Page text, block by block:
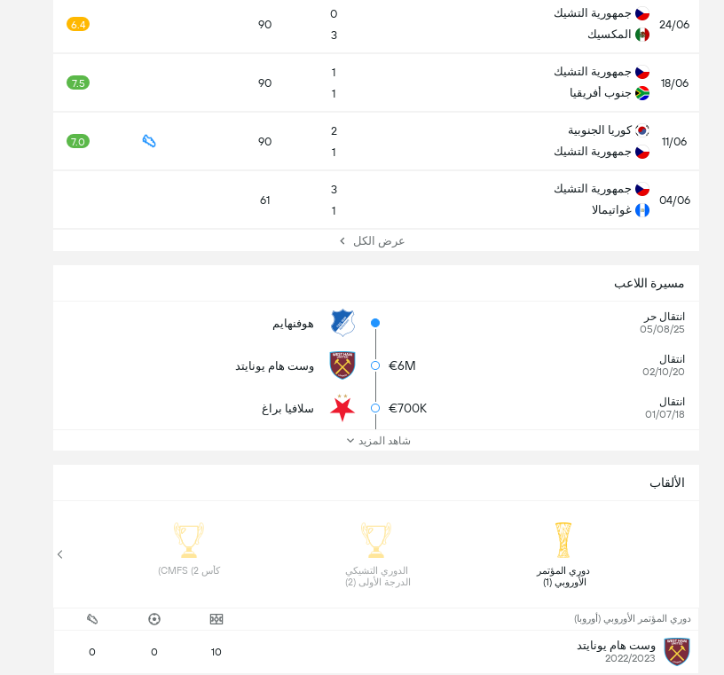
24/06
جمهورية التشيك
المكسيك
0
3
90
6.4
18/06
جمهورية التشيك
جنوب أفريقيا
1
1
90
7.5
11/06
كوريا الجنوبية
جمهورية التشيك
2
1
90
7.0
04/06
جمهورية التشيك
غواتيمالا
3
1
61
عرض الكل
مسيرة اللاعب
انتقال حر
05/08/25
هوفنهايم
انتقال
02/10/20
€6M وست هام يونايتد
انتقال
01/07/18
€700K سلافيا براغ
شاهد المزيد
الألقاب
الأوروبي (1)
الدرجة الأولى (2)
كأس CMFS (2)
دوري المؤتمر الأوروبي (أوروبا)
وست هام يونايتد
2022/2023
10
0
0